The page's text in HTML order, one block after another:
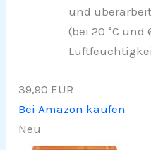
und
(bei 20 °C und
39,90 EUR
Bei Amazon kaufen
Neu